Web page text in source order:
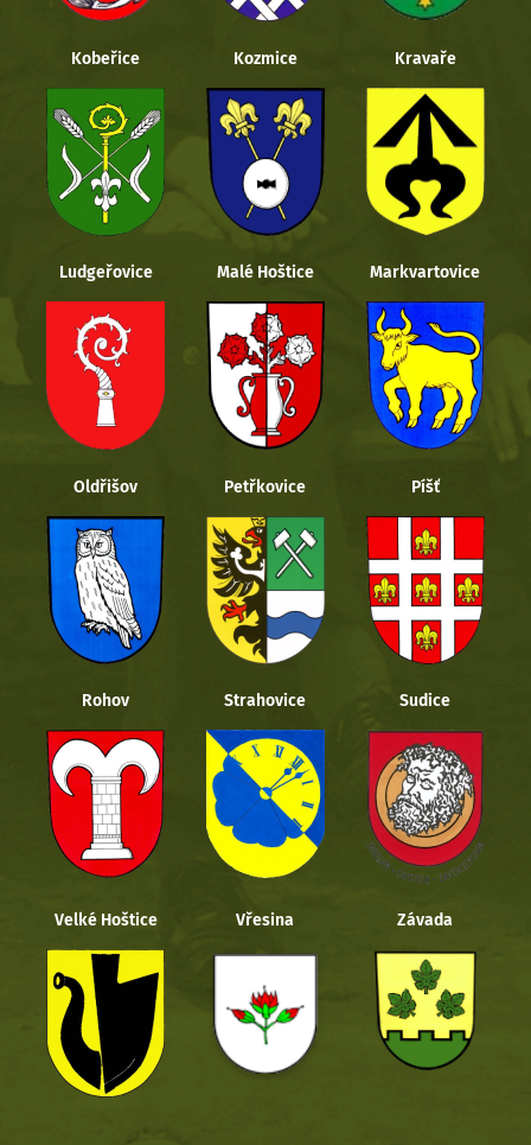
Kobeřice Kozmice Kravaře
Ludgeřovice Malé Hoštice Markvartovice
Oldřišov Petřkovice Píšť
Rohov Strahovice Sudice
Velké Hoštice Vřesina Závada